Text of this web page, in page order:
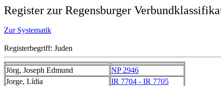
Register zur Regensburger
Zur Systematik
Registerbegriff: Juden
Jörg, Joseph Edmund
NP 2946
Jorge, Lídia
IR 7704 - IR 7705